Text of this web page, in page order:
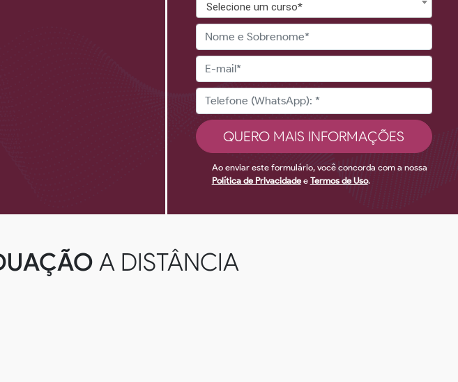
Selecione um curso*
Ao enviar este formulário, você concorda com a nossa
Política de Privacidadee Termos de Uso.
A DISTÂNCIA